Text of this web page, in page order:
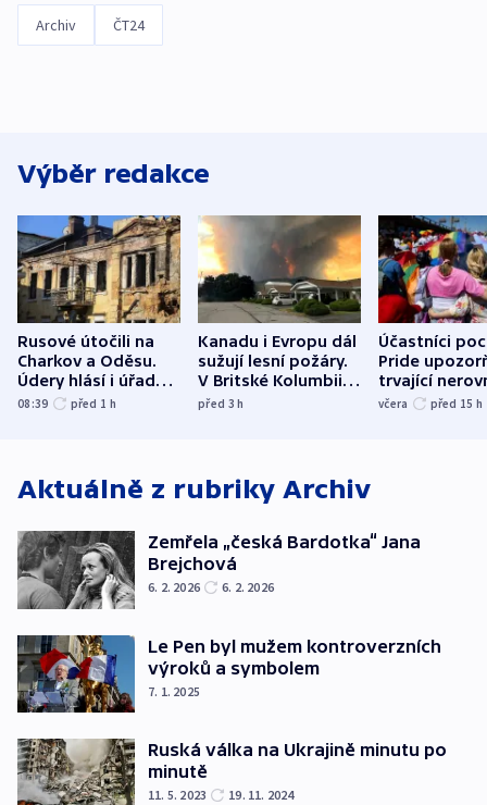
Archiv ČT24
Výběr redakce
Rusové útočili na
Charkov a Oděsu.
Údery hlásí i úřady v
Bělgorodu
08:39 před 1 h
Kanadu i Evropu dál
sužují lesní požáry.
V Britské Kolumbii
evakuovali tisíce lidí
před 3h
Účastníci
Pride
trvající
včera před 15 h
Aktuálně z rubriky Archiv
Zemřela „česká Bardotka“ Jana
Brejchová
6. 2. 2026 6. 2. 2026
Le Pen byl mužem kontroverzních
výroků a symbolem
7. 1. 2025
Ruská válka na Ukrajině minutu po
minutě
11. 5. 2023 19. 11. 2024